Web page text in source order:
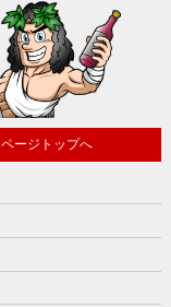
ページトップへ